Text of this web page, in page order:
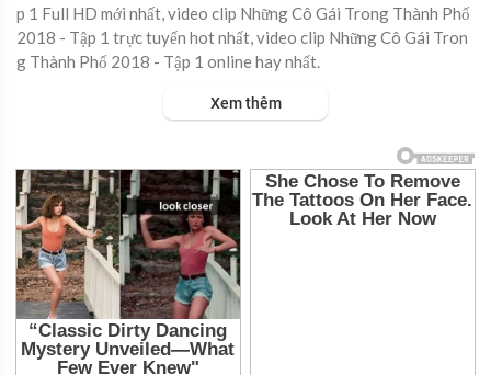
p 1 Full HD mới nhất, video clip Những Cô Gái Trong Thành Phố
2018 - Tập 1 trực tuyến hot nhất, video clip Những Cô Gái Tron
g Thành Phố 2018 - Tập 1 online hay nhất.
▶ Xem danh sách phát Full tập tại đây:
Xem thêm